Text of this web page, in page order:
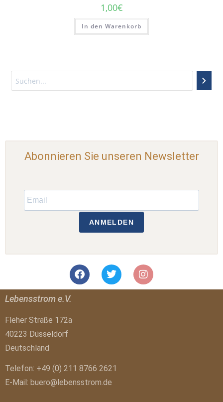
1,00€
In den Warenkorb
Abonnieren Sie unseren Newsletter
ANMELDEN
Lebensstrom e.V.
Fleher Straße 172a
40223 Düsseldorf
Deutschland
Telefon: +49 (0) 211 8766 2621
E-Mail: buero@lebensstrom.de